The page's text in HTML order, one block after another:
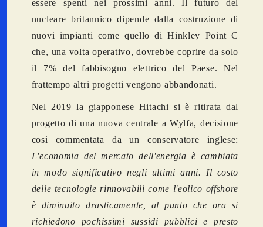
essere spenti nei prossimi anni. Il futuro del
nucleare britannico dipende dalla costruzione di
nuovi impianti come quello di Hinkley Point C
che, una volta operativo, dovrebbe coprire da solo
il 7% del fabbisogno elettrico del Paese. Nel
frattempo altri progetti vengono abbandonati.
Nel 2019 la giapponese Hitachi si è ritirata dal
progetto di una nuova centrale a Wylfa, decisione
così commentata da un conservatore inglese:
L'economia del mercato dell'energia è cambiata
in modo significativo negli ultimi anni. Il costo
delle tecnologie rinnovabili come l'eolico offshore
è diminuito drasticamente, al punto che ora si
richiedono pochissimi sussidi pubblici e presto